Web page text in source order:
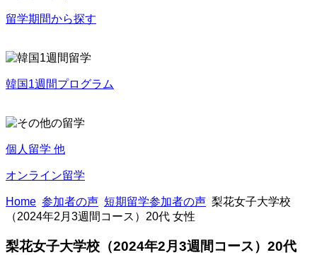
留学期間から探す
韓国1週間プログラム
個人留学 他
オンライン留学
Home 参加者の声 短期留学参加者の声 梨花女子大学校
（2024年2月3週間コース）20代 女性
梨花女子大学校（2024年2月3週間コース）20代